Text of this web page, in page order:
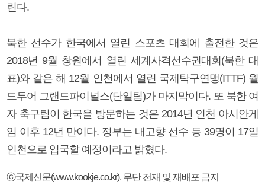
린다.
북한 선수가 한국에서 열린 스포츠 대회에 출전한 것은
2018년 9월 창원에서 열린 세계사격선수권대회(북한 대
표)와 같은 해 12월 인천에서 열린 국제탁구연맹(ITTF) 월
드투어 그랜드파이널스(단일팀)가 마지막이다. 또 북한 여
자 축구팀이 한국을 방문하는 것은 2014년 인천 아시안게
임 이후 12년 만이다. 정부는 내고향 선수 등 39명이 17일
인천으로 입국할 예정이라고 밝혔다.
ⓒ국제신문(www.kookje.co.kr), 무단 전재 및 재배포 금지